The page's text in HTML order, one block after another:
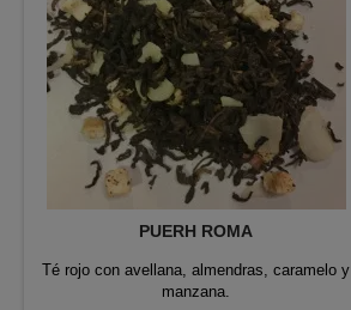
PUERH ROMA
Té rojo con avellana, almendras, caramelo y
manzana.